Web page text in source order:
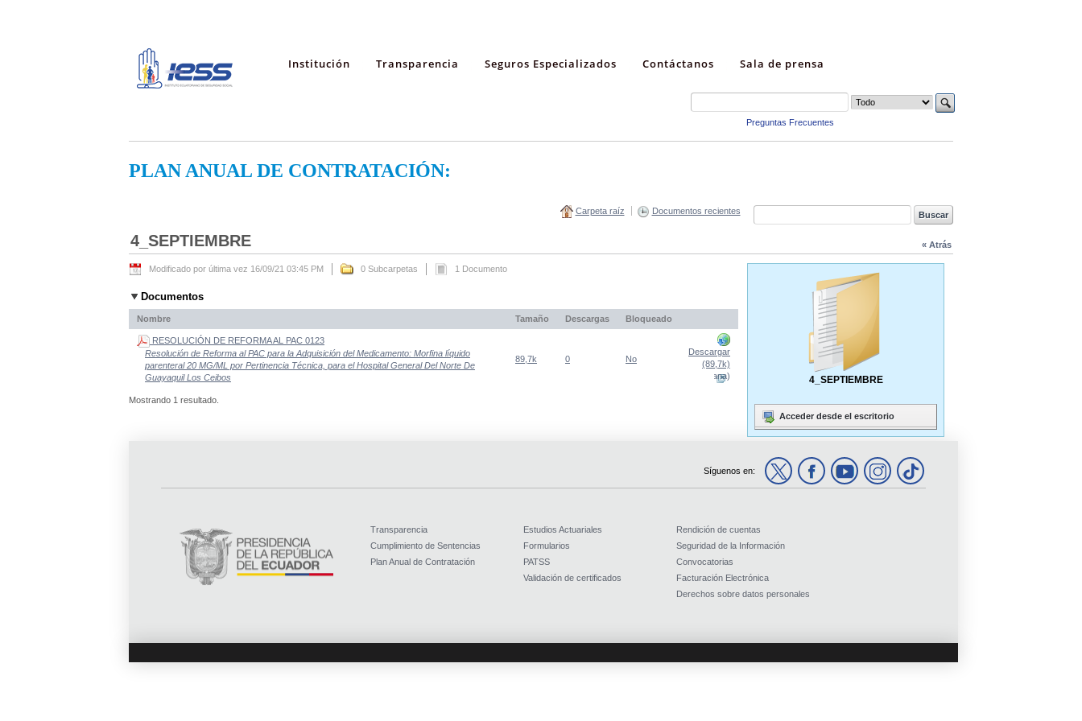
Institución Transparencia Seguros Especializados Contáctanos Sala de prensa
Preguntas Frecuentes
PLAN ANUAL DE CONTRATACIÓN:
Carpeta raíz Documentos recientes
« Atrás
4_SEPTIEMBRE
Modificado por última vez 16/09/21 03:45 PM 0 Subcarpetas 1 Documento
Documentos
Nombre Tamaño Descargas Bloqueado
RESOLUCIÓN DE REFORMA AL PAC 0123
Resolución de Reforma al PAC para la Adquisición del Medicamento: Morfina líquido
parenteral 20 MG/ML por Pertinencia Técnica, para el Hospital General Del Norte De
Guayaquil Los Ceibos
89,7k 0 No
Descargar
(89,7k)
(Abre una nueva ventana)
Mostrando 1 resultado.
4_SEPTIEMBRE
Acceder desde el escritorio
Síguenos en:
Transparencia
Cumplimiento de Sentencias
Plan Anual de Contratación
Estudios Actuariales
Formularios
PATSS
Validación de certificados
Rendición de cuentas
Seguridad de la Información
Convocatorias
Facturación Electrónica
Derechos sobre datos personales